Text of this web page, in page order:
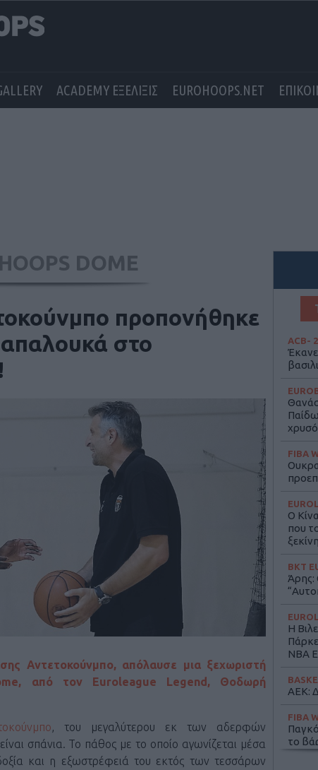
ACADEMY ΕΞΕΛΙΞΙΣ EUROHOOPS.NET
DOME
προπονήθηκε
στο
Αντετοκούνμπο, απόλαυσε μια ξεχωριστή
από τον Euroleague Legend, Θοδωρή
, του μεγαλύτερου εκ των αδερφών
σπάνια. Το πάθος με το οποίο αγωνίζεται μέσα
και η εξωστρέφειά του εκτός των τεσσάρων
ACB-
FIBA
Ο
που
BKT
Η
ΝΒΑ
ΑΕΚ:
FIBA
το
FIBA